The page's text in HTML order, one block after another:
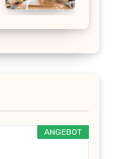
ANGEBOT